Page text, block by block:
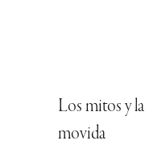
Los mitos y la
movida